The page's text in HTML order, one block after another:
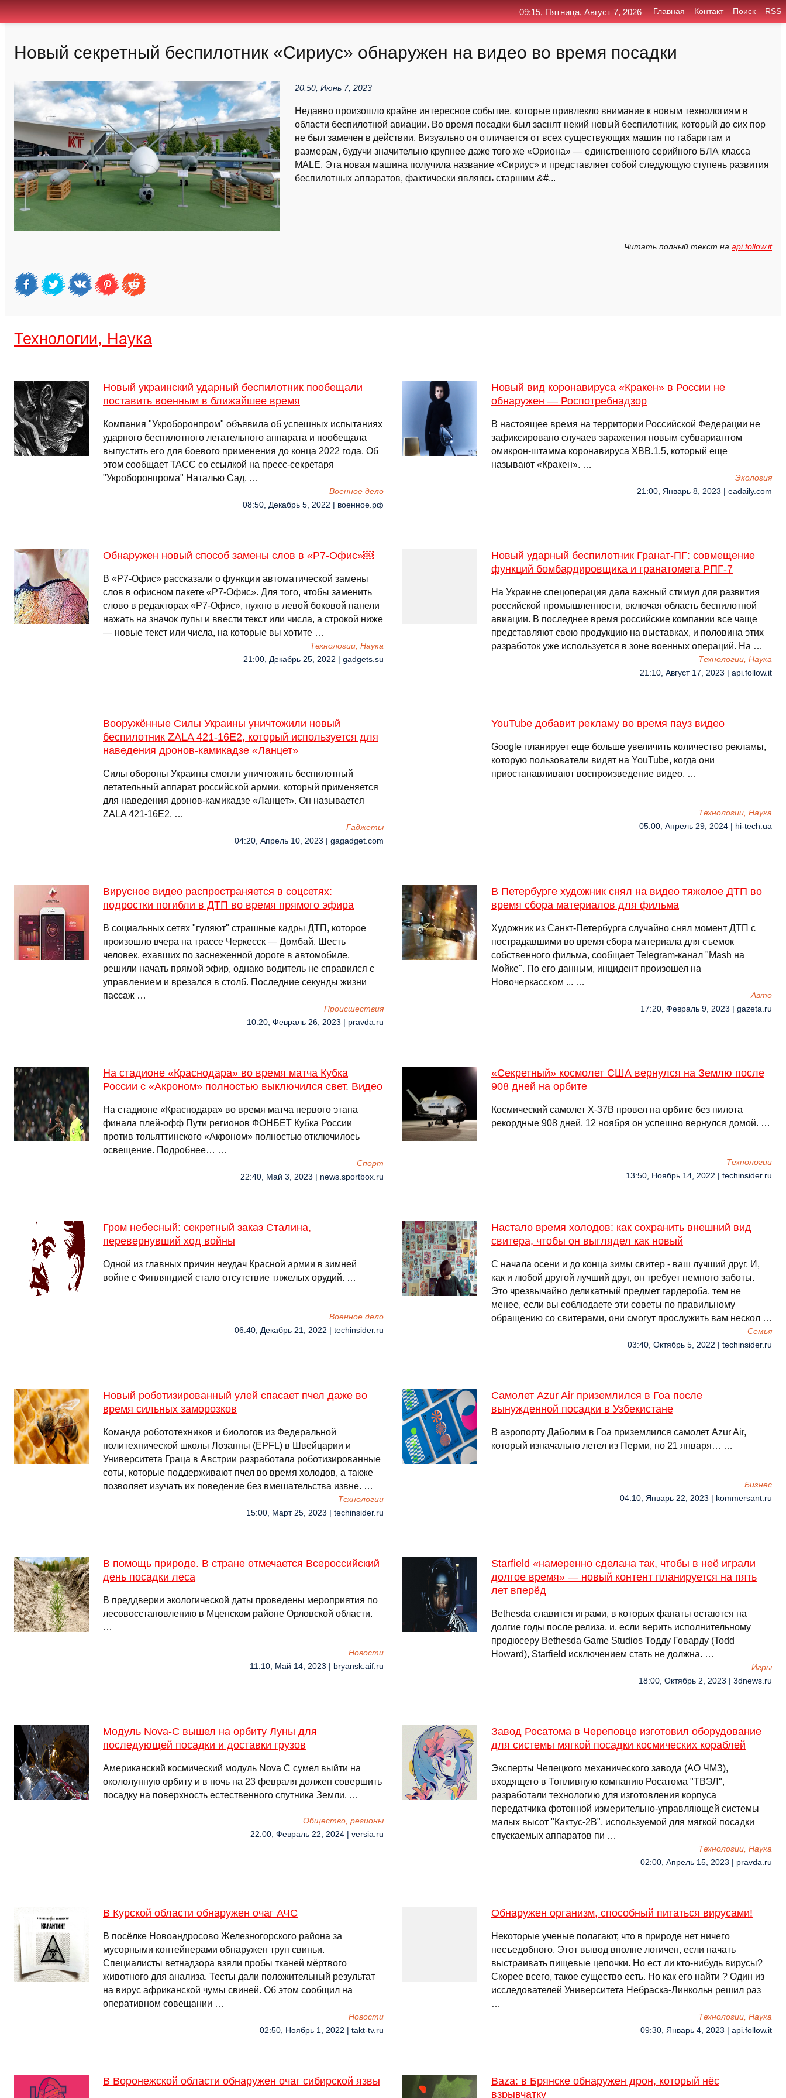
Новый секретный беспилотник «Сириус» обнаружен на видео во время посадки
20:50, Июнь 7, 2023
Недавно произошло крайне интересное событие, которые привлекло внимание к новым технологиям в
области беспилотной авиации. Во время посадки был заснят некий новый беспилотник, который до сих пор
не был замечен в действии. Визуально он отличается от всех существующих машин по габаритам и
размерам, будучи значительно крупнее даже того же «Ориона» — единственного серийного БЛА класса
MALE. Эта новая машина получила название «Сириус» и представляет собой следующую ступень развития
беспилотных аппаратов, фактически являясь старшим &#...
Читать полный текст на api.follow.it
Технологии, Наука
Новый украинский ударный беспилотник пообещали
поставить военным в ближайшее время
Компания "Укроборонпром" объявила об успешных испытаниях
ударного беспилотного летательного аппарата и пообещала
выпустить его для боевого применения до конца 2022 года. Об
этом сообщает ТАСС со ссылкой на пресс-секретаря
"Укроборонпрома" Наталью Сад. …
Военное дело
08:50, Декабрь 5, 2022 | военное.рф
Новый вид коронавируса «Кракен» в России не
обнаружен — Роспотребнадзор
В настоящее время на территории Российской Федерации не
зафиксировано случаев заражения новым субвариантом
омикрон-штамма коронавируса XBB.1.5, который еще
называют «Кракен». …
Экология
21:00, Январь 8, 2023 | eadaily.com
Обнаружен новый способ замены слов в «Р7-Офис»￼
В «Р7-Офис» рассказали о функции автоматической замены
слов в офисном пакете «Р7-Офис». Для того, чтобы заменить
слово в редакторах «Р7-Офис», нужно в левой боковой панели
нажать на значок лупы и ввести текст или числа, а строкой ниже
— новые текст или числа, на которые вы хотите …
Технологии, Наука
21:00, Декабрь 25, 2022 | gadgets.su
Новый ударный беспилотник Гранат-ПГ: совмещение
функций бомбардировщика и гранатомета РПГ-7
На Украине спецоперация дала важный стимул для развития
российской промышленности, включая область беспилотной
авиации. В последнее время российские компании все чаще
представляют свою продукцию на выставках, и половина этих
разработок уже используется в зоне военных операций. На …
Технологии, Наука
21:10, Август 17, 2023 | api.follow.it
Вооружённые Силы Украины уничтожили новый
беспилотник ZALA 421-16E2, который используется для
наведения дронов-камикадзе «Ланцет»
Силы обороны Украины смогли уничтожить беспилотный
летательный аппарат российской армии, который применяется
для наведения дронов-камикадзе «Ланцет». Он называется
ZALA 421-16E2. …
Гаджеты
04:20, Апрель 10, 2023 | gagadget.com
YouTube добавит рекламу во время пауз видео
Google планирует еще больше увеличить количество рекламы,
которую пользователи видят на YouTube, когда они
приостанавливают воспроизведение видео. …
Технологии, Наука
05:00, Апрель 29, 2024 | hi-tech.ua
Вирусное видео распространяется в соцсетях:
подростки погибли в ДТП во время прямого эфира
В социальных сетях "гуляют" страшные кадры ДТП, которое
произошло вчера на трассе Черкесск — Домбай. Шесть
человек, ехавших по заснеженной дороге в автомобиле,
решили начать прямой эфир, однако водитель не справился с
управлением и врезался в столб. Последние секунды жизни
пассаж …
Происшествия
10:20, Февраль 26, 2023 | pravda.ru
В Петербурге художник снял на видео тяжелое ДТП во
время сбора материалов для фильма
Художник из Санкт-Петербурга случайно снял момент ДТП с
пострадавшими во время сбора материала для съемок
собственного фильма, сообщает Telegram-канал "Mash на
Мойке". По его данным, инцидент произошел на
Новочеркасском ... …
Авто
17:20, Февраль 9, 2023 | gazeta.ru
На стадионе «Краснодара» во время матча Кубка
России с «Акроном» полностью выключился свет. Видео
На стадионе «Краснодара» во время матча первого этапа
финала плей‑офф Пути регионов ФОНБЕТ Кубка России
против тольяттинского «Акроном» полностью отключилось
освещение. Подробнее… …
Спорт
22:40, Май 3, 2023 | news.sportbox.ru
«Секретный» космолет США вернулся на Землю после
908 дней на орбите
Космический самолет X-37B провел на орбите без пилота
рекордные 908 дней. 12 ноября он успешно вернулся домой. …
Технологии
13:50, Ноябрь 14, 2022 | techinsider.ru
Гром небесный: секретный заказ Сталина,
перевернувший ход войны
Одной из главных причин неудач Красной армии в зимней
войне с Финляндией стало отсутствие тяжелых орудий. …
Военное дело
06:40, Декабрь 21, 2022 | techinsider.ru
Настало время холодов: как сохранить внешний вид
свитера, чтобы он выглядел как новый
С начала осени и до конца зимы свитер - ваш лучший друг. И,
как и любой другой лучший друг, он требует немного заботы.
Это чрезвычайно деликатный предмет гардероба, тем не
менее, если вы соблюдаете эти советы по правильному
обращению со свитерами, они смогут прослужить вам нескол …
Семья
03:40, Октябрь 5, 2022 | techinsider.ru
Новый роботизированный улей спасает пчел даже во
время сильных заморозков
Команда робототехников и биологов из Федеральной
политехнической школы Лозанны (EPFL) в Швейцарии и
Университета Граца в Австрии разработала роботизированные
соты, которые поддерживают пчел во время холодов, а также
позволяет изучать их поведение без вмешательства извне. …
Технологии
15:00, Март 25, 2023 | techinsider.ru
Самолет Azur Air приземлился в Гоа после
вынужденной посадки в Узбекистане
В аэропорту Даболим в Гоа приземлился самолет Azur Air,
который изначально летел из Перми, но 21 января… …
Бизнес
04:10, Январь 22, 2023 | kommersant.ru
В помощь природе. В стране отмечается Всероссийский
день посадки леса
В преддверии экологической даты проведены мероприятия по
лесовосстановлению в Мценском районе Орловской области.
…
Новости
11:10, Май 14, 2023 | bryansk.aif.ru
Starfield «намеренно сделана так, чтобы в неё играли
долгое время» — новый контент планируется на пять
лет вперёд
Bethesda славится играми, в которых фанаты остаются на
долгие годы после релиза, и, если верить исполнительному
продюсеру Bethesda Game Studios Тодду Говарду (Todd
Howard), Starfield исключением стать не должна. …
Игры
18:00, Октябрь 2, 2023 | 3dnews.ru
Модуль Nova-C вышел на орбиту Луны для
последующей посадки и доставки грузов
Американский космический модуль Nova C сумел выйти на
окололунную орбиту и в ночь на 23 февраля должен совершить
посадку на поверхность естественного спутника Земли. …
Общество, регионы
22:00, Февраль 22, 2024 | versia.ru
Завод Росатома в Череповце изготовил оборудование
для системы мягкой посадки космических кораблей
Эксперты Чепецкого механического завода (АО ЧМЗ),
входящего в Топливную компанию Росатома "ТВЭЛ",
разработали технологию для изготовления корпуса
передатчика фотонной измерительно-управляющей системы
малых высот "Кактус-2В", используемой для мягкой посадки
спускаемых аппаратов пи …
Технологии, Наука
02:00, Апрель 15, 2023 | pravda.ru
В Курской области обнаружен очаг АЧС
В посёлке Новоандросово Железногорского района за
мусорными контейнерами обнаружен труп свиньи.
Специалисты ветнадзора взяли пробы тканей мёртвого
животного для анализа. Тесты дали положительный результат
на вирус африканской чумы свиней. Об этом сообщил на
оперативном совещании …
Новости
02:50, Ноябрь 1, 2022 | takt-tv.ru
Обнаружен организм, способный питаться вирусами!
Некоторые ученые полагают, что в природе нет ничего
несъедобного. Этот вывод вполне логичен, если начать
выстраивать пищевые цепочки. Но ест ли кто-нибудь вирусы?
Скорее всего, такое существо есть. Но как его найти ? Один из
исследователей Университета Небраска-Линкольн решил раз
…
Технологии, Наука
09:30, Январь 4, 2023 | api.follow.it
В Воронежской области обнаружен очаг сибирской язвы
Baza: в Брянске обнаружен дрон, который нёс
взрывчатку
09:15, Пятница, Август 7, 2026 Главная Контакт Поиск RSS